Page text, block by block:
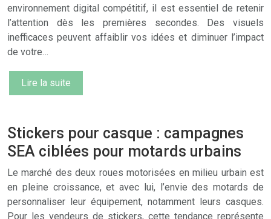
environnement digital compétitif, il est essentiel de retenir
l’attention dès les premières secondes. Des visuels
inefficaces peuvent affaiblir vos idées et diminuer l’impact
de votre…
Lire la suite
Stickers pour casque : campagnes
SEA ciblées pour motards urbains
Le marché des deux roues motorisées en milieu urbain est
en pleine croissance, et avec lui, l’envie des motards de
personnaliser leur équipement, notamment leurs casques.
Pour les vendeurs de stickers, cette tendance représente